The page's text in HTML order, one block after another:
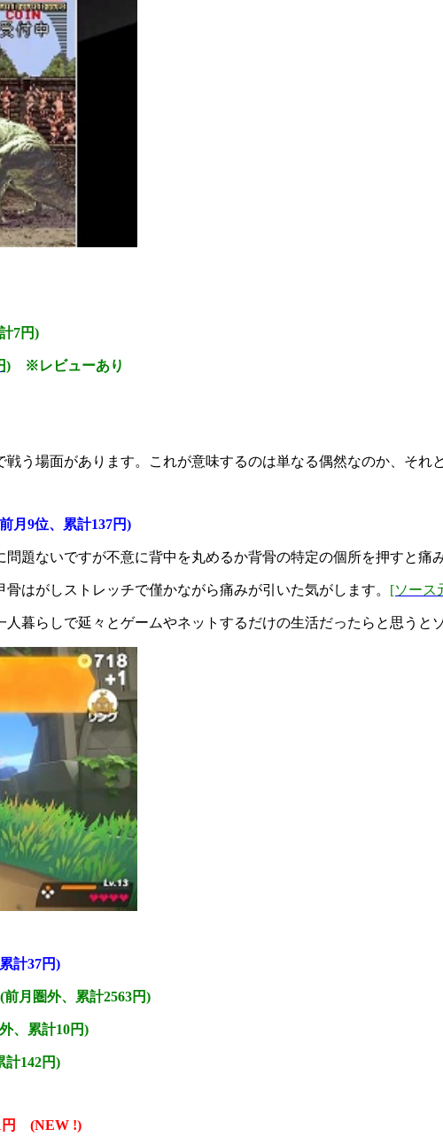
7円)
) ※レビューあり
う場面があります。これが意味するのは単なる偶然なのか、それ
月9位、累計137円)
題ないですが不意に背中を丸めるか背骨の特定の個所を押すと痛み
はがしストレッチで僅かながら痛みが引いた気がします。 [ソース
暮らしで延々とゲームやネットするだけの生活だったらと思うと
計37円)
月圏外、累計2563円)
、累計10円)
142円)
円 (NEW !)